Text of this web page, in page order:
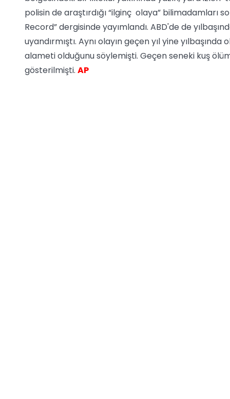
polisin de araştırdığı “ilginç olaya” bilimadamları
Record” dergisinde yayımlandı. ABD'de de
uyandırmıştı. Aynı olayın geçen yıl yine
alameti olduğunu söylemişti. Geçen seneki kuş
gösterilmişti. AP